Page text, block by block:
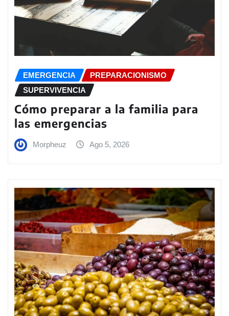
EMERGENCIA
PREPARACIONISMO
SUPERVIVENCIA
Cómo preparar a la familia para
las emergencias
Morpheuz Ago 5, 2026